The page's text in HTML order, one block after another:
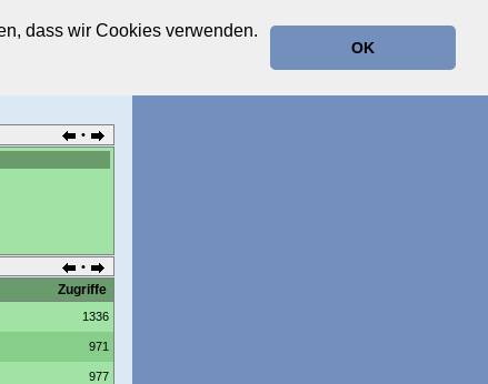
dass wir Cookies verwenden.
OK
•
•
Zugriffe
1336
971
977